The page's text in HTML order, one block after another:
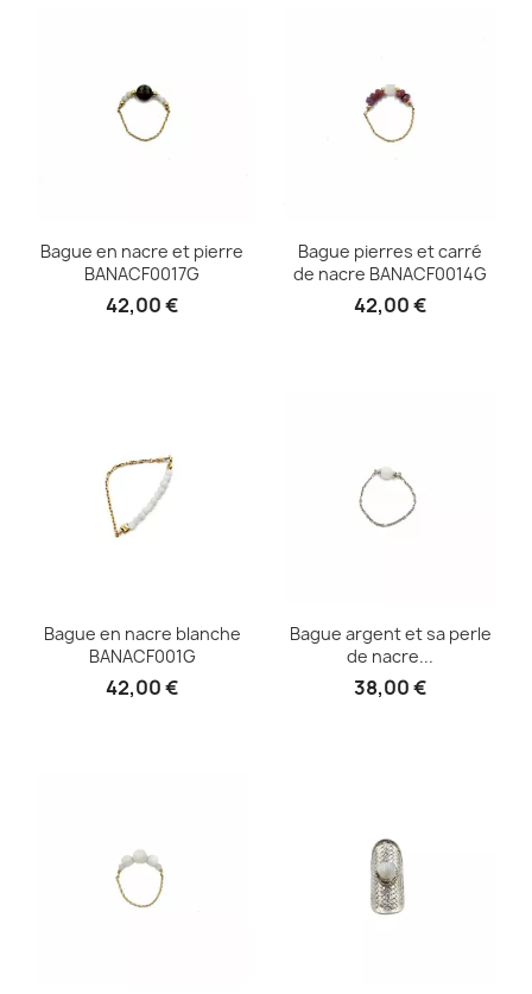
Bague en nacre et pierre
BANACF0017G
42,00 €
Bague pierres et carré
de nacre BANACF0014G
42,00 €
Bague en nacre blanche
BANACF001G
42,00 €
Bague argent et sa perle
de nacre...
38,00 €